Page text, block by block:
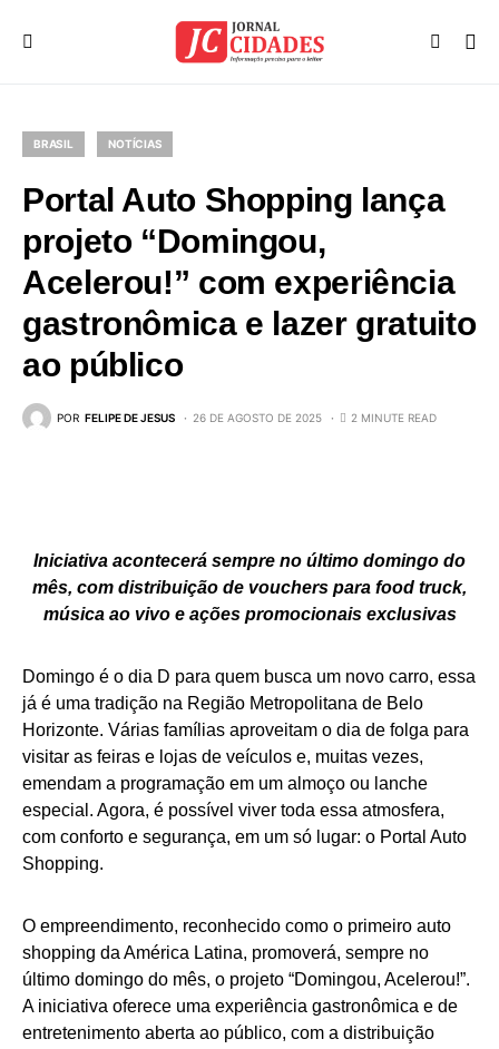
BRASIL NOTÍCIAS
Portal Auto Shopping lança
projeto “Domingou,
Acelerou!” com experiência
gastronômica e lazer gratuito
ao público
POR FELIPE DE JESUS 26 DE AGOSTO DE 2025 2 MINUTE READ
Iniciativa acontecerá sempre no último domingo do
mês, com distribuição de vouchers para food truck,
música ao vivo e ações promocionais exclusivas
Domingo é o dia D para quem busca um novo carro, essa
já é uma tradição na Região Metropolitana de Belo
Horizonte. Várias famílias aproveitam o dia de folga para
visitar as feiras e lojas de veículos e, muitas vezes,
emendam a programação em um almoço ou lanche
especial. Agora, é possível viver toda essa atmosfera,
com conforto e segurança, em um só lugar: o Portal Auto
Shopping.
O empreendimento, reconhecido como o primeiro auto
shopping da América Latina, promoverá, sempre no
último domingo do mês, o projeto “Domingou, Acelerou!”.
A iniciativa oferece uma experiência gastronômica e de
entretenimento aberta ao público, com a distribuição